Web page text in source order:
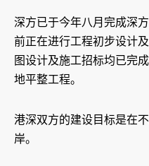
深方已于今年八月完成深
前正在进行工程初步设计
图设计及施工招标均已完
地平整工程。
港深双方的建设目标是在
岸。